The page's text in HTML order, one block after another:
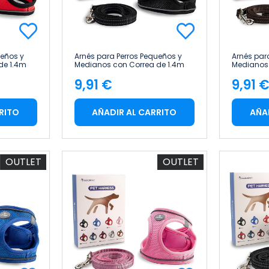
y
1.4m
Arnés para Perros Pequeños y
Medianos con Correa de 1.4m
Glückpet
Precio
9,91 €
AÑADIR AL CARRITO
Arnés
Glückpet
9,91 €
OUTLET OUTLET